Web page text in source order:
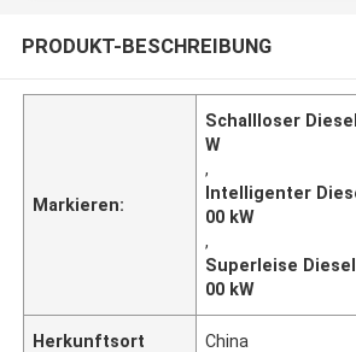
PRODUKT-BESCHREIBUNG
Markieren:
Schallloser
W
,
Intelligenter
00 kW
,
Superleise
00 kW
Herkunftsort China